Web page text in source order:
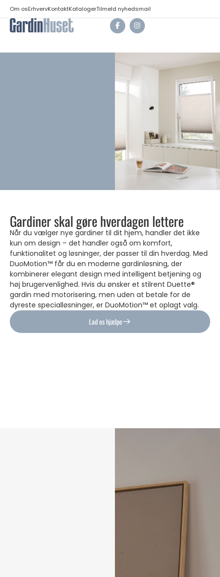
Om osErhvervKontaktKatalogerTilmeld nyhedsmail
Gardiner skal gøre hverdagen lettere
Når du vælger nye gardiner til dit hjem, handler det ikke
kun om design – det handler også om komfort,
funktionalitet og løsninger, der passer til din hverdag. Med
DuoMotion™ får du en moderne gardinløsning, der
kombinerer elegant design med intelligent betjening og
høj brugervenlighed. Hvis du ønsker et stilrent Duette®
gardin med motorisering, men uden at betale for de
dyreste specialløsninger, er DuoMotion™ et oplagt valg.
Lad os hjælpe